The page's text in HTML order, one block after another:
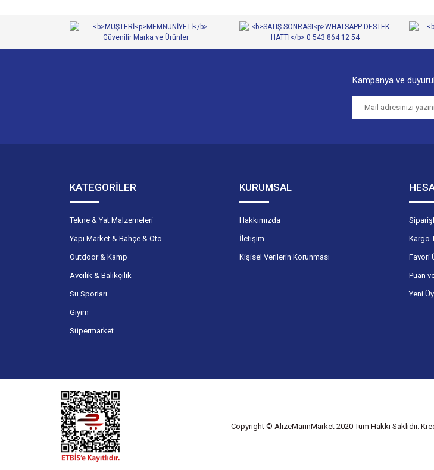
Ürün fiyatı diğer sitelerden daha pahalı.
Bu ürüne benzer farklı alternatifler olmalı.
Kampanya ve
KATEGORİLER
Tekne & Yat Malzemeleri
Yapı Market & Bahçe & Oto
Outdoor & Kamp
Avcılık & Balıkçılık
Su Sporları
Giyim
Süpermarket
KURUMSAL
Hakkımızda
İletişim
Kişisel Verilerin Korunması
Kargo
Favori
Puan
Yeni
Copyright © AlizeMarinMarket 2020 Tüm Hakkı Saklıdır.